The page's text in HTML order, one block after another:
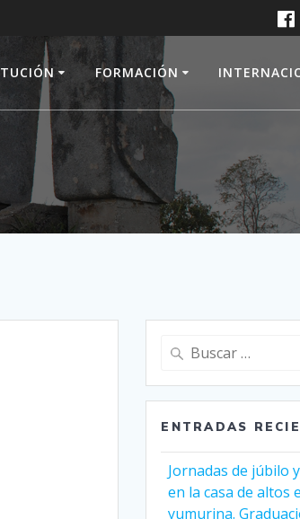
FORMACIÓN
Buscar:
ENTRADAS
Jornadas de júbilo
en la casa de altos
yumurina.